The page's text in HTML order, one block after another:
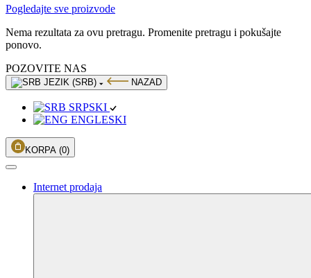
Pogledajte sve proizvode
Nema rezultata za ovu pretragu. Promenite pretragu i pokušajte
ponovo.
POZOVITE NAS
JEZIK (SRB) NAZAD
SRPSKI
ENGLESKI
KORPA (0)
Internet prodaja